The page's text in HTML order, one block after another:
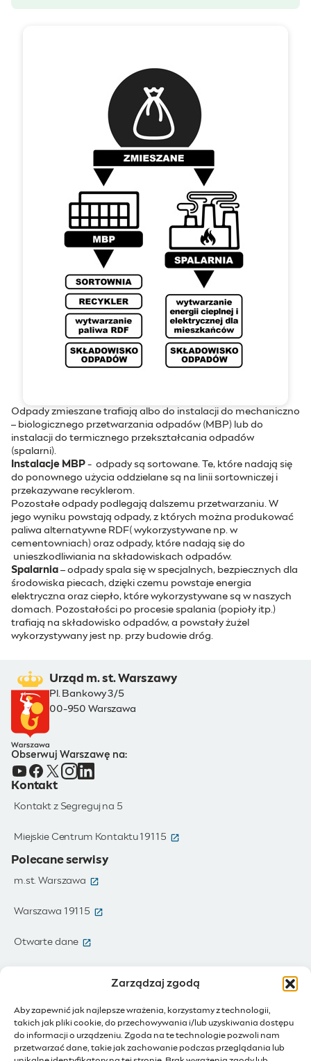
Zarządzaj zgodą
Aby zapewnić jak najlepsze wrażenia, korzystamy z technologii,
takich jak pliki cookie, do przechowywania i/lub uzyskiwania dostępu
do informacji o urządzeniu. Zgoda na te technologie pozwoli nam
przetwarzać dane, takie jak zachowanie podczas przeglądania lub
Odpady zmieszane trafiają albo do instalacji do mechaniczno
– biologicznego przetwarzania odpadów (MBP) lub do
instalacji do termicznego przekształcania odpadów
(spalarni).
Instalacje MBP - odpady są sortowane. Te, które nadają się
do ponownego użycia oddzielane są na linii sortowniczej i
przekazywane recyklerom.
Pozostałe odpady podlegają dalszemu przetwarzaniu. W
jego wyniku powstają odpady, z których można produkować
paliwa alternatywne RDF( wykorzystywane np. w
cementowniach) oraz odpady, które nadają się do
unieszkodliwiania na składowiskach odpadów.
Spalarnia – odpady spala się w specjalnych, bezpiecznych dla
środowiska piecach, dzięki czemu powstaje energia
elektryczna oraz ciepło, które wykorzystywane są w naszych
domach. Pozostałości po procesie spalania (popioły itp.)
trafiają na składowisko odpadów, a powstały żużel
wykorzystywany jest np. przy budowie dróg.
Urząd m. st. Warszawy
Pl. Bankowy 3/5
00-950 Warszawa
Obserwuj Warszawę na:
Kontakt
Kontakt z Segreguj na 5
Miejskie Centrum Kontaktu 19115 (otwiera się w nowym oknie)
Polecane serwisy
m.st. Warszawa (otwiera się w nowym oknie)
Warszawa 19115 (otwiera się w nowym oknie)
Otwarte dane
IoT - Internet rzeczy (otwiera się w nowym oknie)